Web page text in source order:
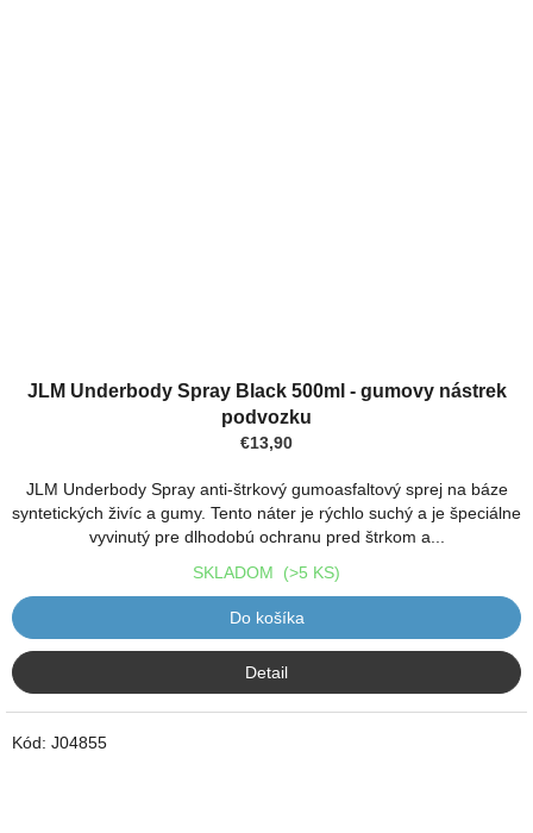
JLM Underbody Spray Black 500ml - gumovy nástrek
podvozku
€13,90
JLM Underbody Spray anti-štrkový gumoasfaltový sprej na báze
syntetických živíc a gumy. Tento náter je rýchlo suchý a je špeciálne
vyvinutý pre dlhodobú ochranu pred štrkom a...
SKLADOM (>5 KS)
Do košíka
Detail
Kód: J04855